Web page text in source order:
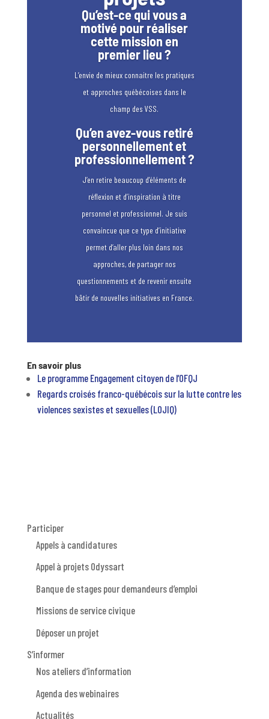
Qu’est-ce qui vous a
motivé pour réaliser
cette mission en
premier lieu ?
L’envie de mieux connaitre les pratiques
et approches québécoises dans le
champ des VSS.
Qu’en avez-vous retiré
personnellement et
professionnellement ?
J’en retire beaucoup d’éléments de
réflexion et d’inspiration à titre
personnel et professionnel. Je suis
convaincue que ce type d’initiative
permet d’aller plus loin dans nos
approches, de partager nos
questionnements et de revenir ensuite
bâtir de nouvelles initiatives en France.
En savoir plus
Le programme Engagement citoyen de l’OFQJ
Regards croisés franco-québécois sur la lutte contre les
violences sexistes et sexuelles (LOJIQ)
Participer
Appels à candidatures
Appel à projets Odyssart
Banque de stages pour demandeurs d’emploi
Missions de service civique
Déposer un projet
S’informer
Nos ateliers d’information
Agenda des webinaires
Actualités